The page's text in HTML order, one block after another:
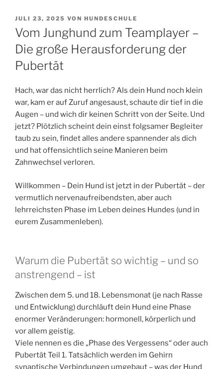
VERÖFFENTLICHT
AM
JULI 23, 2025 VON HUNDESCHULE
Vom Junghund zum Teamplayer –
Die große Herausforderung der
Pubertät
Hach, war das nicht herrlich? Als dein Hund noch klein
war, kam er auf Zuruf angesaust, schaute dir tief in die
Augen – und wich dir keinen Schritt von der Seite. Und
jetzt? Plötzlich scheint dein einst folgsamer Begleiter
taub zu sein, findet alles andere spannender als dich
und hat offensichtlich seine Manieren beim
Zahnwechsel verloren.
Willkommen – Dein Hund ist jetzt in der Pubertät – der
vermutlich nervenaufreibendsten, aber auch
lehrreichsten Phase im Leben deines Hundes (und in
eurem Zusammenleben).
Warum die Pubertät so wichtig – und so
anstrengend – ist
Zwischen dem 5. und 18. Lebensmonat (je nach Rasse
und Entwicklung) durchläuft dein Hund eine Phase
enormer Veränderungen: hormonell, körperlich und
vor allem geistig.
Viele nennen es die „Phase des Vergessens“ oder auch
Pubertät Teil 1. Tatsächlich werden im Gehirn
synaptische Verbindungen umgebaut – was der Hund